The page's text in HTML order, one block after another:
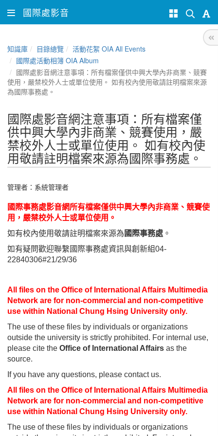
國際處影音
知識庫 目錄總覽
活動花絮 OIA All Events
國際處活動相簿 OIA Album
國際處影音網注意事項：所有檔案僅供中興大學內非商業、競賽
使用，嚴禁校外人士或單位使用。 如有校內使用敬請註明檔案來源
為國際事務處。
國際處影音網注意事項：所有檔案僅
供中興大學內非商業、競賽使用，嚴
禁校外人士或單位使用。 如有校內使
用敬請註明檔案來源為國際事務處。
管理者： 系統管理者
國際事務處影音網所有檔案僅供中興大學內非商業、競賽使
用，嚴禁校外人士或單位使用。
如有校內使用敬請註明檔案來源為 國際事務處 。
如有疑問歡迎聯繫國際事務處資訊與創新組04-
22840306#21/29/36
All files on the Office of International Affairs Multimedia
Network are for non-commercial and non-competitive
use within National Chung Hsing University only.
The use of these files by individuals or organizations
outside the university is strictly prohibited. For internal use,
please cite the Office of International Affairs as the
source.
If you have any questions, please contact us.
All files on the Office of International Affairs Multimedia
Network are for non-commercial and non-competitive
use within National Chung Hsing University only.
The use of these files by individuals or organizations